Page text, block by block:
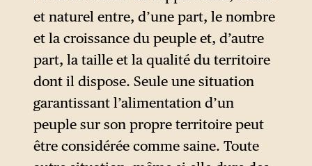
rencontre surtout un large
écho dans l’Allemagne de
l’entre-deux-guerres,
traumatisée par la défaite de
1918 et plus encore par le
« diktat » de 1919, qui se sont
traduits par une atrophie
et naturel entre, d’une part, le nombre
et la croissance du peuple et, d’autre
part, la taille et la qualité du territoire
dont il dispose. Seule une situation
garantissant l’alimentation d’un
peuple sur son propre territoire peut
être considérée comme saine. Toute